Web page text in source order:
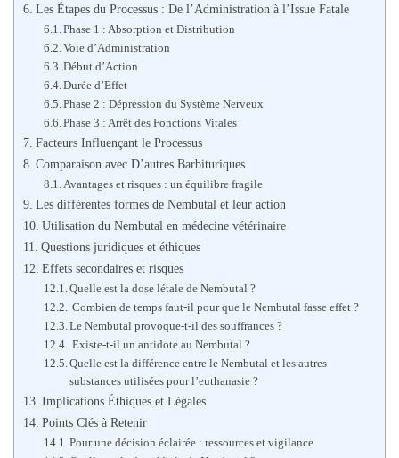
Les Étapes du Processus : De l’Administration à l’Issue Fatale
Phase 1 : Absorption et Distribution
Voie d’Administration
Début d’Action
Durée d’Effet
Phase 2 : Dépression du Système Nerveux
Phase 3 : Arrêt des Fonctions Vitales
Facteurs Influençant le Processus
Comparaison avec D’autres Barbituriques
Avantages et risques : un équilibre fragile
Les différentes formes de Nembutal et leur action
Utilisation du Nembutal en médecine vétérinaire
Questions juridiques et éthiques
Effets secondaires et risques
Quelle est la dose létale de Nembutal ?
Combien de temps faut-il pour que le Nembutal fasse effet ?
Le Nembutal provoque-t-il des souffrances ?
Existe-t-il un antidote au Nembutal ?
Quelle est la différence entre le Nembutal et les autres
substances utilisées pour l’euthanasie ?
Implications Éthiques et Légales
Points Clés à Retenir
Pour une décision éclairée : ressources et vigilance